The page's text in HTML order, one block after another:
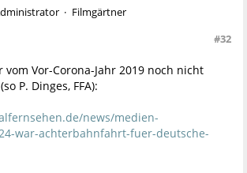
Filmgärtner
#32
vom Vor-Corona-Jahr 2019 noch nicht
P. Dinges, FFA):
news/medien-
war-achterbahnfahrt-fuer-deutsche-